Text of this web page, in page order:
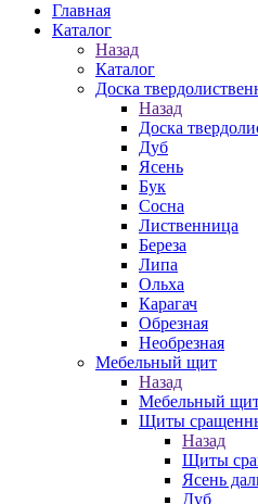
Главная
Каталог
Назад
Каталог
Доска
Назад
Доска
Дуб
Ясень
Бук
Сосна
Лиственница
Береза
Липа
Ольха
Карагач
Обрезная
Необрезная
Мебельный щит
Назад
Мебельный
Щиты
Назад
Щиты
Ясень
Дуб